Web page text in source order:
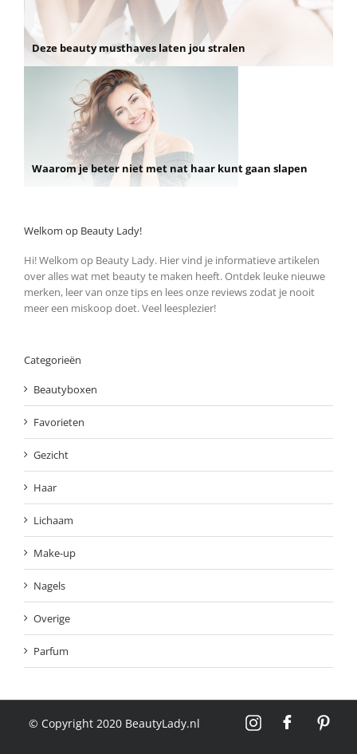
Deze beauty musthaves laten jou stralen
Waarom je beter niet met nat haar kunt gaan slapen
Welkom op Beauty Lady!
Hi! Welkom op Beauty Lady. Hier vind je informatieve artikelen
over alles wat met beauty te maken heeft. Ontdek leuke nieuwe
merken, leer van onze tips en lees onze reviews zodat je nooit
meer een miskoop doet. Veel leesplezier!
Categorieën
Beautyboxen
Favorieten
Gezicht
Haar
Lichaam
Make-up
Nagels
Overige
Parfum
© Copyright 2020 BeautyLady.nl